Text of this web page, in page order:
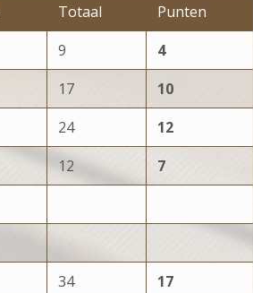
Totaal
Punten
9
4
17
10
24
12
12
7
34
17